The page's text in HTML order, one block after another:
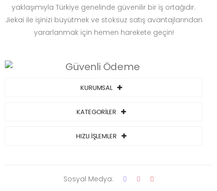
yaklaşımıyla Türkiye genelinde güvenilir bir iş ortağıdır.
Jiekai ile işinizi büyütmek ve stoksuz satış avantajlarından
yararlanmak için hemen harekete geçin!
KURUMSAL
KATEGORİLER
HIZLI İŞLEMLER
Sosyal Medya: